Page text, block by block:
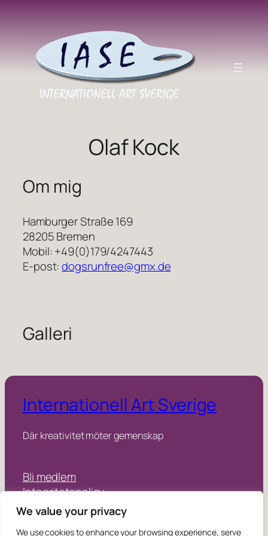
We value your privacy
We use cookies to enhance your browsing experience, serve
innehåll
Olaf Kock
Om mig
Hamburger Straße 169
28205 Bremen
Mobil: +49(0)179/4247443
E-post:dogsrunfree@gmx.de
Galleri
Internationell Art Sverige
Där kreativitet möter gemenskap
Bli medlem
Integritetspolicy
Instagram
Facebook